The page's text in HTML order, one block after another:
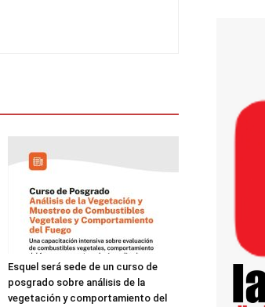
Esquel será sede de un curso de
posgrado sobre análisis de la
vegetación y comportamiento del